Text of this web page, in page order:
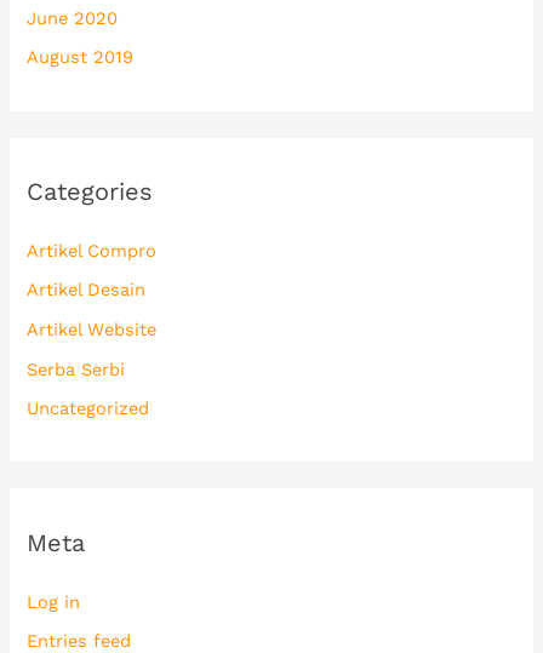
June 2020
August 2019
Categories
Artikel Compro
Artikel Desain
Artikel Website
Serba Serbi
Uncategorized
Meta
Log in
Entries feed